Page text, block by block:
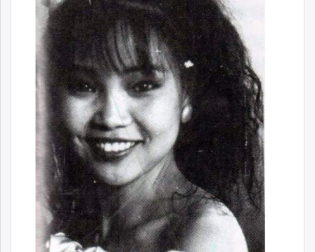
ikon.mn
mnb.mn
Eguur.mn
24tsag.mn
eagle.mn
ergelt.mn
zarig.mn
today.mn
zuv.mn
mminfo.mn
ugluu.mn
urlag.mn